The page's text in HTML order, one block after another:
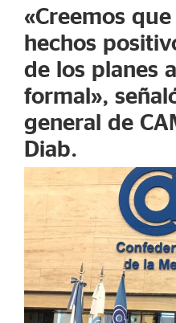
«Creemos
hechos
de los planes
formal»,
general de
Diab.